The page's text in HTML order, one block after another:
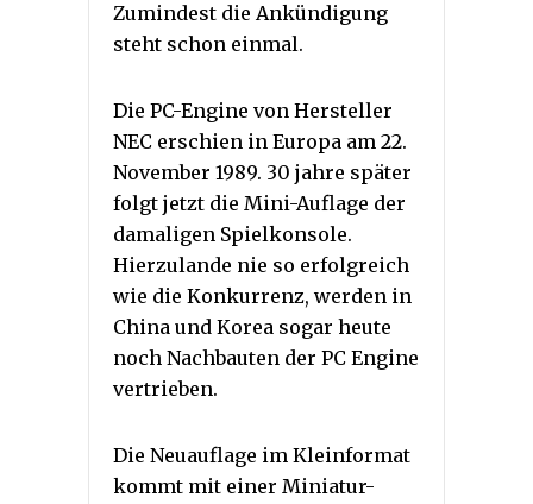
Zumindest die Ankündigung
steht schon einmal.
Die PC-Engine von Hersteller
NEC erschien in Europa am 22.
November 1989. 30 jahre später
folgt jetzt die Mini-Auflage der
damaligen Spielkonsole.
Hierzulande nie so erfolgreich
wie die Konkurrenz, werden in
China und Korea sogar heute
noch Nachbauten der PC Engine
vertrieben.
Die Neuauflage im Kleinformat
kommt mit einer Miniatur-